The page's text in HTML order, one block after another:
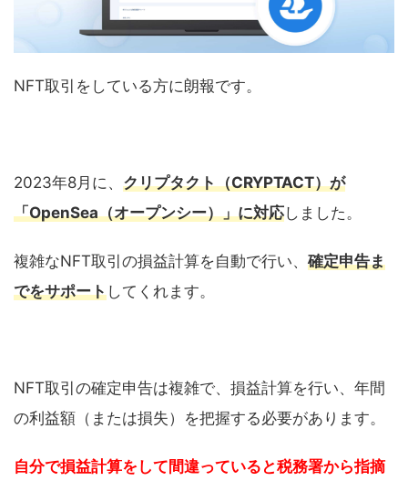
NFT取引をしている方に朗報です。
2023年8月に、 クリプタクト（CRYPTACT）が
「OpenSea（オープンシー）」に対応しました。
複雑なNFT取引の損益計算を自動で行い、 確定申告ま
でをサポートしてくれます。
NFT取引の確定申告は複雑で、損益計算を行い、年間
の利益額（または損失）を把握する必要があります。
自分で損益計算をして間違っていると税務署から指摘